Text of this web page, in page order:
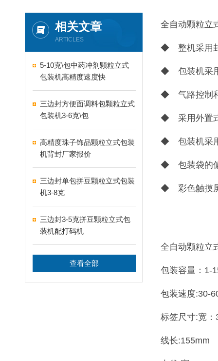
相关文章
ARTICLES
5-10克\包中药冲剂颗粒立式
包装机高精度速度快
三边封方便面调料包颗粒立式
包装机3-6克\包
高精度珠子饰品颗粒立式包装
机背封厂家报价
三边封单包拼豆颗粒立式包装
机3-8克
三边封3-5克拼豆颗粒立式包
装机配打码机
查看全部
全自动颗粒立
◆ 整机采用封
◆ 包装机采用
◆ 气路控制和
◆ 采用外置式
◆ 包装机采用
◆ 包装袋的偏
◆ 彩色触摸屏
全自动颗粒立
包装容量：1-
包装速度:30-
标签尺寸:宽
线长:155mm